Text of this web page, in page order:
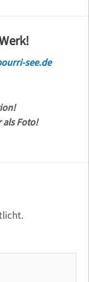
see.de
als Foto!